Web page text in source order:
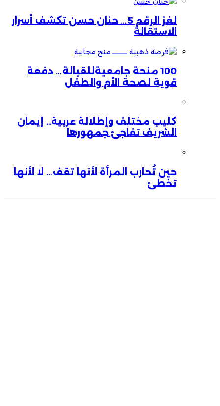
لغز الرقم 5… حنان حسن تكشف أسرار
الاستقالة
100 منحة جامعيةللقبالة… دفعة
قوية لصحة الأم والطفل
كليب مختلف وإطلالة عربية.. إيمان
الشريف تفاجئ جمهورها
حين تُحارب المرأة لأنها تقف… لا لأنها
تخطئ